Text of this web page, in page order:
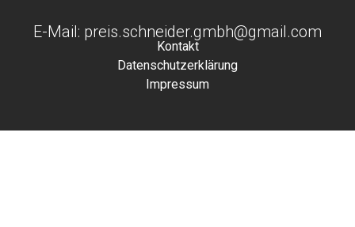
E-Mail: preis.schneider.gmbh@gmail.com
Kontakt
Datenschutzerklärung
Impressum